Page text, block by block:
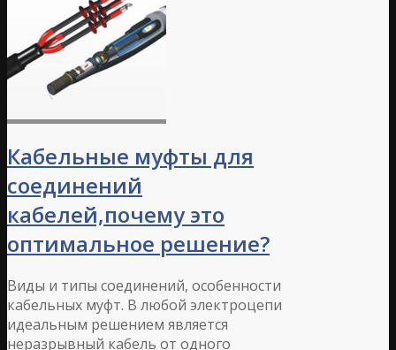
Кабельные муфты для
соединений
кабелей,почему это
оптимальное решение?
Виды и типы соединений, особенности
кабельных муфт. В любой электроцепи
идеальным решением является
неразрывный кабель от одного